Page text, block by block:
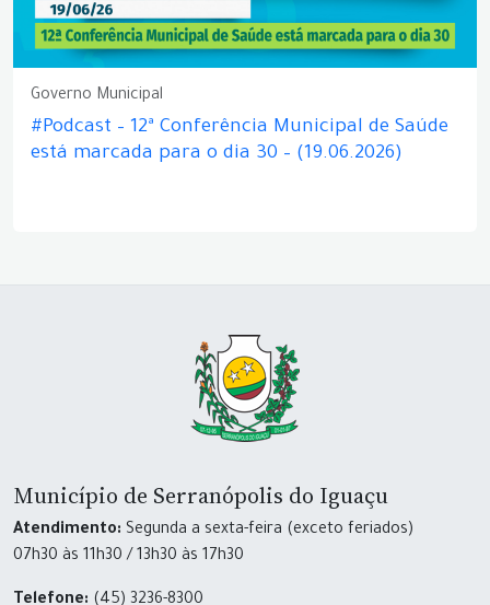
Governo Municipal
#Podcast – 12ª Conferência Municipal de Saúde
está marcada para o dia 30 – (19.06.2026)
Município de Serranópolis do Iguaçu
Atendimento: Segunda a sexta-feira (exceto feriados)
07h30 às 11h30 / 13h30 às 17h30
Telefone: (45) 3236-8300